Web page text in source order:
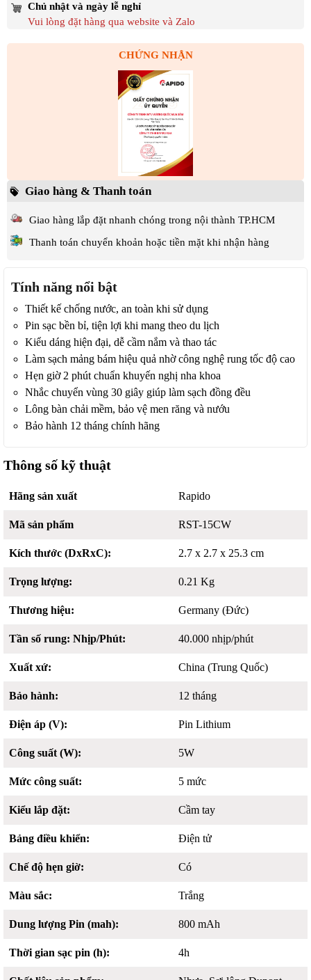
Chủ nhật và ngày lễ nghỉ
Vui lòng đặt hàng qua website và Zalo
CHỨNG NHẬN
Giao hàng & Thanh toán
Giao hàng lắp đặt nhanh chóng trong nội thành TP.HCM
Thanh toán chuyển khoản hoặc tiền mặt khi nhận hàng
Tính năng nổi bật
Thiết kế chống nước, an toàn khi sử dụng
Pin sạc bền bỉ, tiện lợi khi mang theo du lịch
Kiểu dáng hiện đại, dễ cầm nắm và thao tác
Làm sạch mảng bám hiệu quả nhờ công nghệ rung tốc độ cao
Hẹn giờ 2 phút chuẩn khuyến nghị nha khoa
Nhắc chuyển vùng 30 giây giúp làm sạch đồng đều
Lông bàn chải mềm, bảo vệ men răng và nướu
Bảo hành 12 tháng chính hãng
Thông số kỹ thuật
Hãng sản xuất Rapido
Mã sản phẩm RST-15CW
Kích thước (DxRxC): 2.7 x 2.7 x 25.3 cm
Trọng lượng: 0.21 Kg
Thương hiệu: Germany (Đức)
Tần số rung: Nhịp/Phút: 40.000 nhịp/phút
Xuất xứ: China (Trung Quốc)
Bảo hành: 12 tháng
Điện áp (V): Pin Lithium
Công suất (W): 5W
Mức công suất: 5 mức
Kiểu lắp đặt: Cầm tay
Bảng điều khiển: Điện tử
Chế độ hẹn giờ: Có
Màu sắc: Trắng
Dung lượng Pin (mah): 800 mAh
Thời gian sạc pin (h): 4h